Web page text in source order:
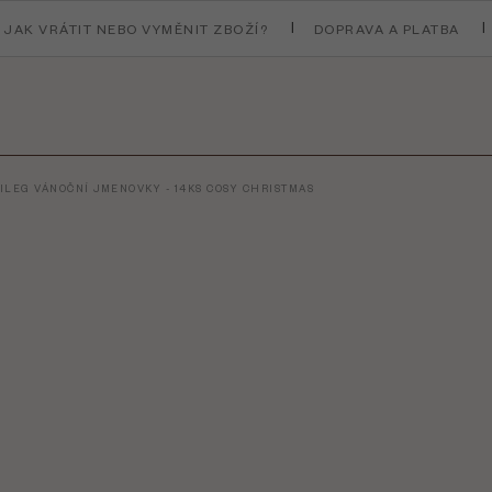
JAK VRÁTIT NEBO VYMĚNIT ZBOŽÍ? DOPRAVA A PLATBA
VÁNOČNÍ JMENOVKY - 14KS COSY CHRISTMAS